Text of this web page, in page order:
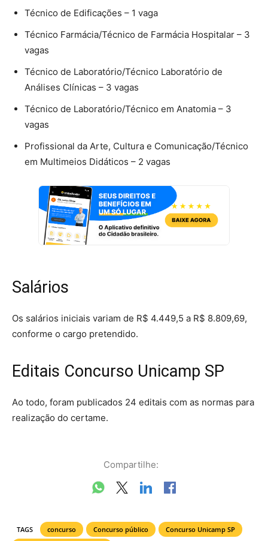
Técnico de Edificações – 1 vaga
Técnico Farmácia/Técnico de Farmácia Hospitalar – 3
vagas
Técnico de Laboratório/Técnico Laboratório de
Análises Clínicas – 3 vagas
Técnico de Laboratório/Técnico em Anatomia – 3
vagas
Profissional da Arte, Cultura e Comunicação/Técnico
em Multimeios Didáticos – 2 vagas
Salários
Os salários iniciais variam de R$ 4.449,5 a R$ 8.809,69,
conforme o cargo pretendido.
Editais Concurso Unicamp SP
Ao todo, foram publicados 24 editais com as normas para
realização do certame.
Compartilhe:
TAGS concurso Concurso público
Concurso Unicamp SP